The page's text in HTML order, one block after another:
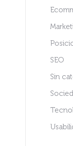
SEO
Sin